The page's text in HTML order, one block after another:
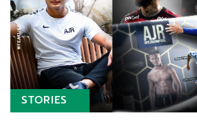
STORIES